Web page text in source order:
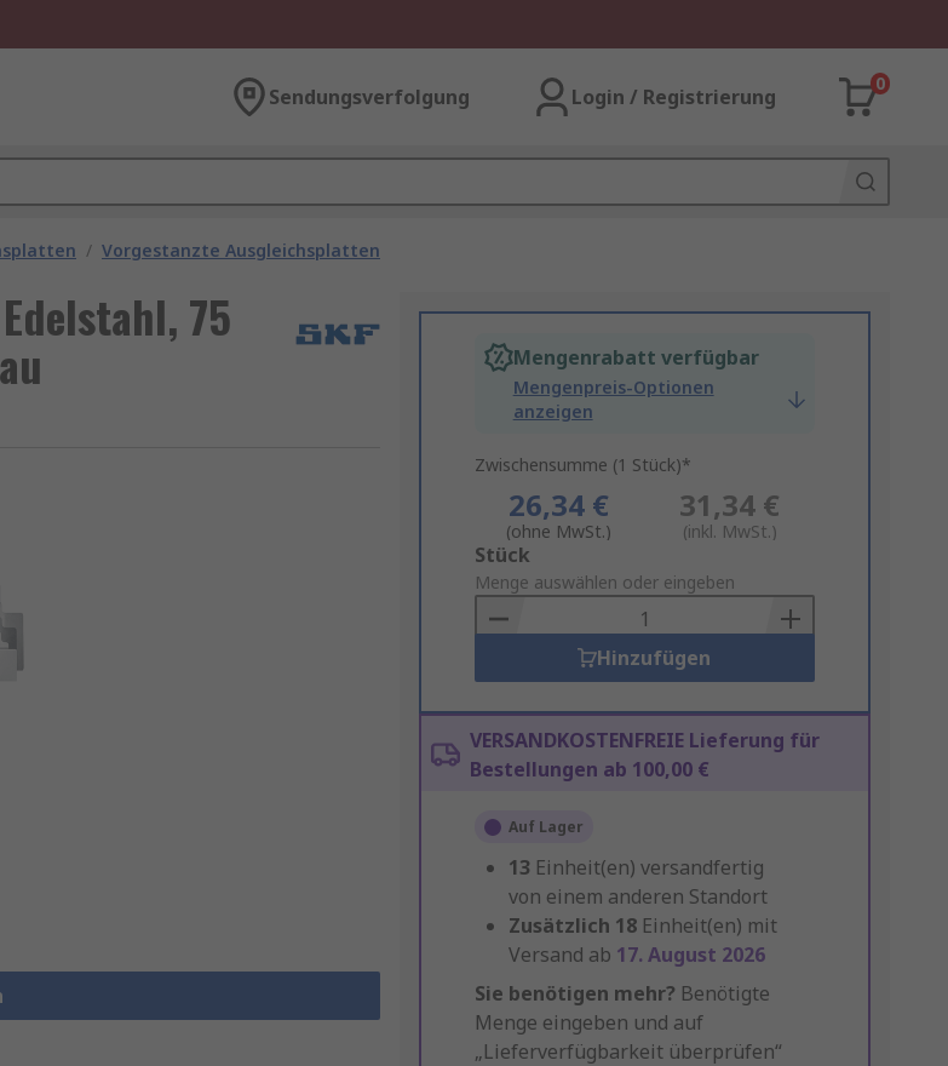
Sendungsverfolgung Login / Registrierung
0
/ Vorgestanzte Ausgleichsplatten
75
Mengenrabatt verfügbar
Mengenpreis-Optionen
anzeigen
Zwischensumme (1 Stück)*
26,34 €
(ohne MwSt.)
31,34 €
(inkl. MwSt.)
Add
to
Basket
Stück
Menge auswählen oder eingeben
Hinzufügen
VERSANDKOSTENFREIE Lieferung für
Bestellungen ab 100,00 €
Auf Lager
13 Einheit(en) versandfertig
von einem anderen Standort
Zusätzlich 18 Einheit(en) mit
Versand ab 17. August 2026
Sie benötigen mehr? Benötigte
Menge eingeben und auf
„Lieferverfügbarkeit überprüfen“